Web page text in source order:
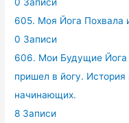
605. Моя Йога Похвала
0 Записи
606. Мои Будущие Йога
пришел в йогу.
начинающих.
8 Записи